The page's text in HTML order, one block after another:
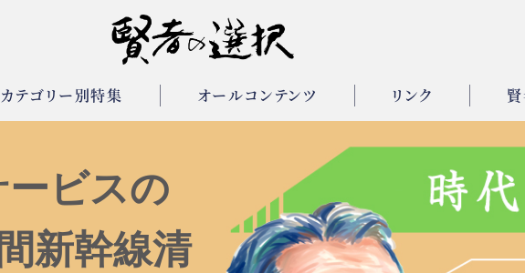
カテゴリー別特集 オールコンテンツ リンク
ービスの
新幹線清